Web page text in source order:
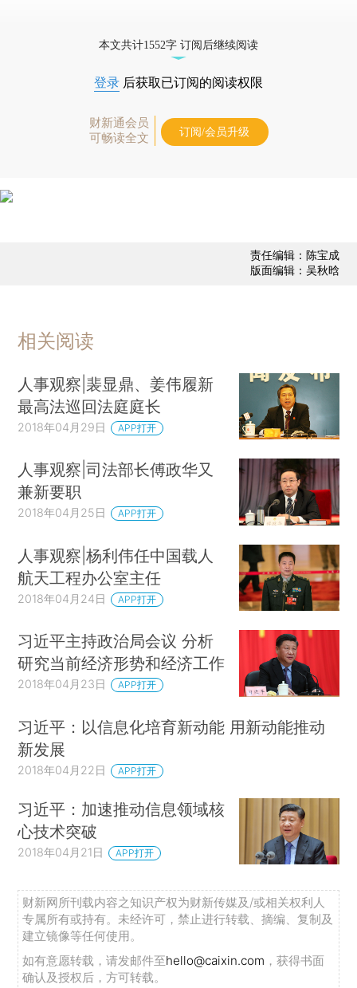
本文共计1552字 订阅后继续阅读
登录 后获取已订阅的阅读权限
财新通会员
可畅读全文
订阅/会员升级
责任编辑：陈宝成
版面编辑：吴秋晗
相关阅读
人事观察|裴显鼎、姜伟履新
最高法巡回法庭庭长
2018年04月29日 APP打开
人事观察|司法部长傅政华又
兼新要职
2018年04月25日 APP打开
人事观察|杨利伟任中国载人
航天工程办公室主任
2018年04月24日 APP打开
习近平主持政治局会议 分析
研究当前经济形势和经济工作
2018年04月23日 APP打开
习近平：以信息化培育新动能 用新动能推动
新发展
2018年04月22日 APP打开
习近平：加速推动信息领域核
心技术突破
2018年04月21日 APP打开
财新网所刊载内容之知识产权为财新传媒及/或相关权利人
专属所有或持有。未经许可，禁止进行转载、摘编、复制及
建立镜像等任何使用。
如有意愿转载，请发邮件至hello@caixin.com ，获得书面
确认及授权后，方可转载。